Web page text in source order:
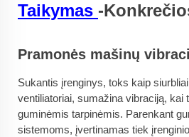
Taikymas -
Pramonės mašinų
Sukantis įrenginys, toks kaip
ventiliatoriai, sumažina vibraciją, kai
guminėmis tarpinėmis. Parenkant
sistemoms, įvertinamas tiek